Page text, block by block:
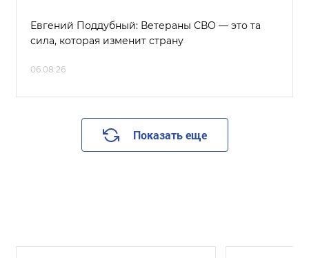
Евгений Поддубный: Ветераны СВО — это та
сила, которая изменит страну
06.08.26
Показать еще